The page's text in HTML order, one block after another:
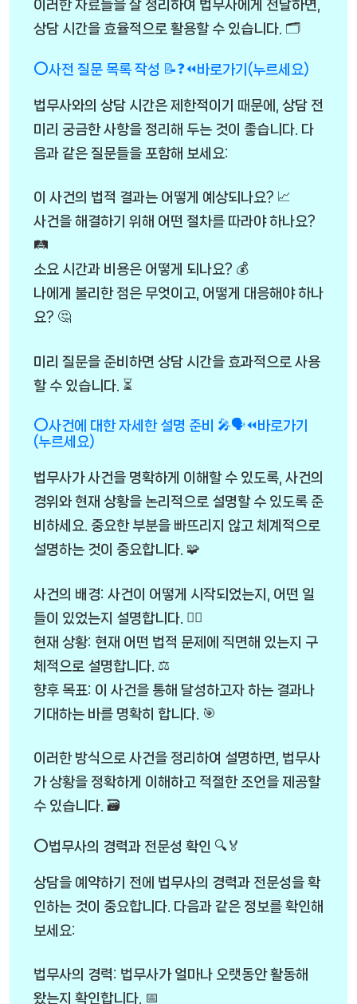
이러한 자료들을 잘 정리하여 법무사에게 전달하면,
상담 시간을 효율적으로 활용할 수 있습니다. 🗂️
⭕사전 질문 목록 작성 📝❓⏪바로가기(누르세요)
법무사와의 상담 시간은 제한적이기 때문에, 상담 전
미리 궁금한 사항을 정리해 두는 것이 좋습니다. 다
음과 같은 질문들을 포함해 보세요:
이 사건의 법적 결과는 어떻게 예상되나요? 📈
사건을 해결하기 위해 어떤 절차를 따라야 하나요?
🛤️
소요 시간과 비용은 어떻게 되나요? 💰
나에게 불리한 점은 무엇이고, 어떻게 대응해야 하나
요? 🤔
미리 질문을 준비하면 상담 시간을 효과적으로 사용
할 수 있습니다. ⏳
⭕사건에 대한 자세한 설명 준비 🎤🗣️⏪바로가기
(누르세요)
법무사가 사건을 명확하게 이해할 수 있도록, 사건의
경위와 현재 상황을 논리적으로 설명할 수 있도록 준
비하세요. 중요한 부분을 빠뜨리지 않고 체계적으로
설명하는 것이 중요합니다. 🧩
사건의 배경: 사건이 어떻게 시작되었는지, 어떤 일
들이 있었는지 설명합니다. 🕵️‍♂️
현재 상황: 현재 어떤 법적 문제에 직면해 있는지 구
체적으로 설명합니다. ⚖️
향후 목표: 이 사건을 통해 달성하고자 하는 결과나
기대하는 바를 명확히 합니다. 🎯
이러한 방식으로 사건을 정리하여 설명하면, 법무사
가 상황을 정확하게 이해하고 적절한 조언을 제공할
수 있습니다. 🗃️
⭕법무사의 경력과 전문성 확인 🔍🏅
상담을 예약하기 전에 법무사의 경력과 전문성을 확
인하는 것이 중요합니다. 다음과 같은 정보를 확인해
보세요:
법무사의 경력: 법무사가 얼마나 오랫동안 활동해
왔는지 확인합니다. 📅